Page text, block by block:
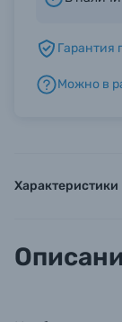
Б/УГарантия
Можно в
Характеристики